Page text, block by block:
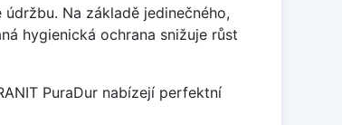
Na základě jedinečného,
hygienická ochrana snižuje růst
PuraDur nabízejí perfektní